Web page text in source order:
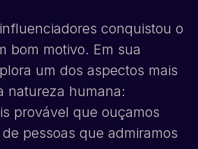
conquistou o
bom motivo. Em sua
um dos aspectos mais
natureza humana:
provável que ouçamos
pessoas que admiramos